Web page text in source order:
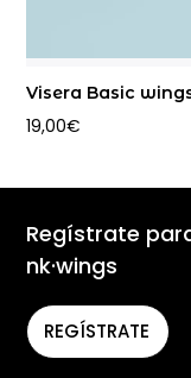
Visera Basic
19,00€
Regístrate
nk·wings
REGÍSTRATE